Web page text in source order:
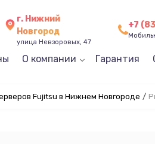
г. Нижний
Новгород
улица Невзоровых, 47
+7
О компании Гарантия
Fujitsu в Нижнем Новгороде /